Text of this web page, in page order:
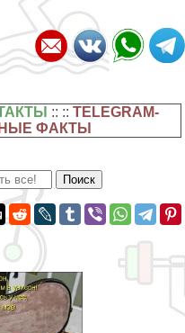
:: ::TELEGRAM-
ФАКТЫ